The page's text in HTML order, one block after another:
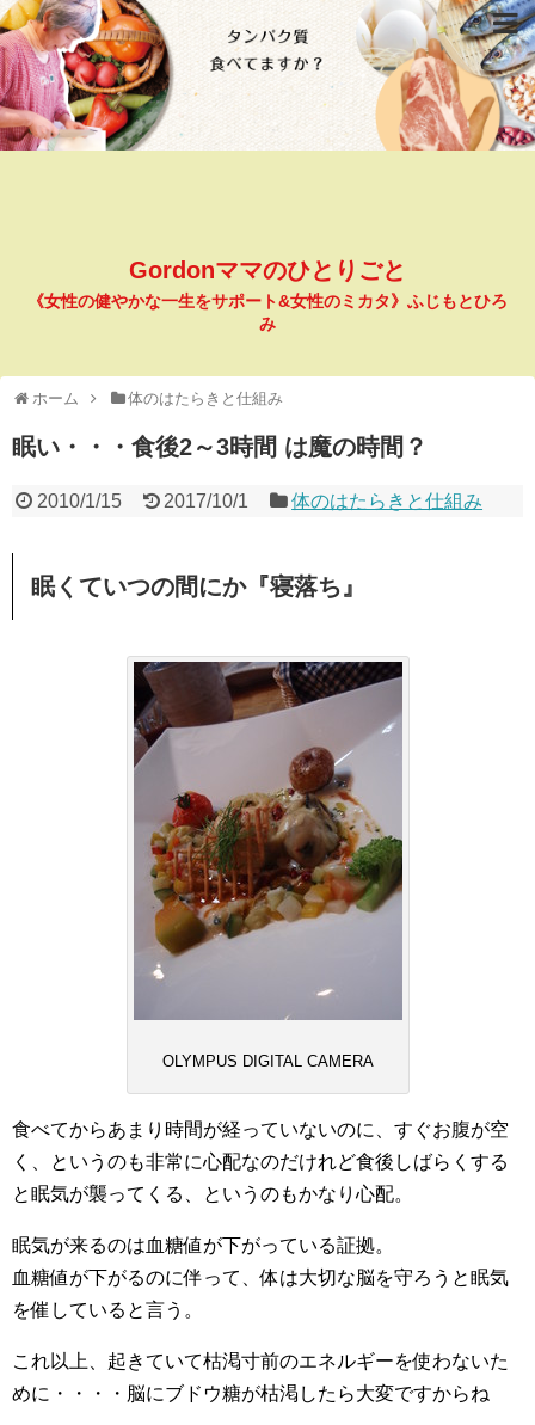
Gordonママのひとりごと
《女性の健やかな一生をサポート&女性のミカタ》ふじもとひろ
み
ホーム 体のはたらきと仕組み
眠い・・・食後2～3時間 は魔の時間？
2010/1/15 2017/10/1 体のはたらきと仕組み
眠くていつの間にか『寝落ち』
OLYMPUS DIGITAL CAMERA
食べてからあまり時間が経っていないのに、すぐお腹が空
く、というのも非常に心配なのだけれど食後しばらくする
と眠気が襲ってくる、というのもかなり心配。
眠気が来るのは血糖値が下がっている証拠。
血糖値が下がるのに伴って、体は大切な脳を守ろうと眠気
を催していると言う。
これ以上、起きていて枯渇寸前のエネルギーを使わないた
めに・・・・脳にブドウ糖が枯渇したら大変ですからね